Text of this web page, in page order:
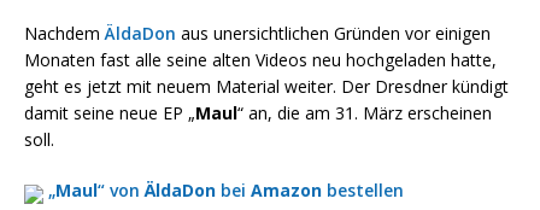
NachdemÄldaDon aus unersichtlichen Gründen vor einigen
Monaten fast alle seine alten Videos neu hochgeladen hatte,
geht es jetzt mit neuem Material weiter. Der Dresdner kündigt
damit seine neue EP „Maul“ an, die am 31. März erscheinen
soll.
„Maul“ vonÄldaDon bei Amazon bestellen